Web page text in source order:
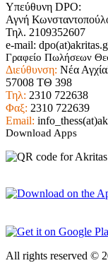
Υπεύθυνη DPO:
Αγνή
Τηλ. 2109352607
e-mail:
Γραφείο Πωλήσεων
Διεύθυνση: Νέα
57008 ΤΘ 398
Τηλ: 2310 722638
Φαξ: 2310 722639
Email:
Download Apps
All rights reserved ©